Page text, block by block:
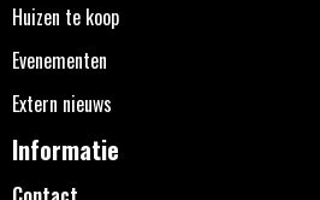
Huizen te koop
Evenementen
Extern nieuws
Informatie